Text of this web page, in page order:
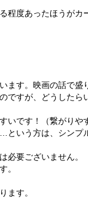
程度あったほうがカ
ます。映画の話で盛
ですが、どうしたら
いです！（繋がりや
という方は、シン
必要ございません。
。
ます。